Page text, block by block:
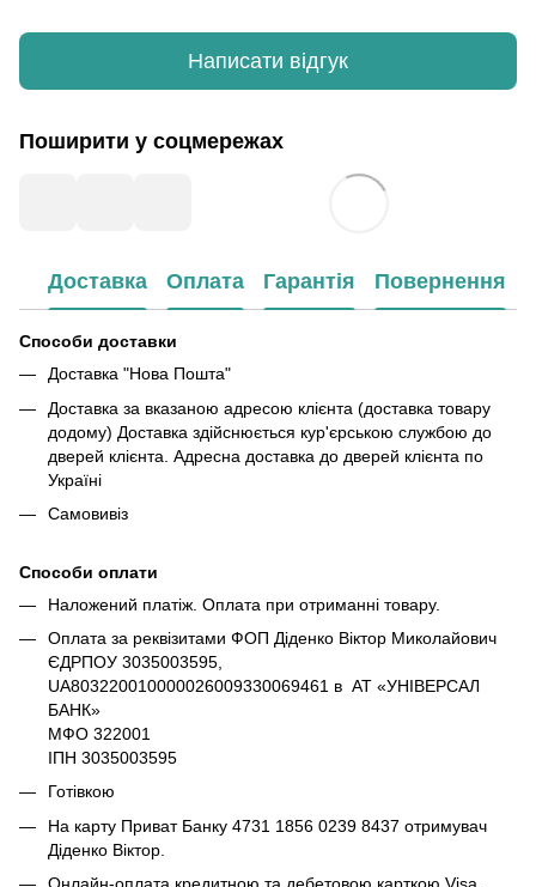
Написати відгук
Поширити у соцмережах
Доставка Оплата Гарантія Повернення
Способи доставки
Доставка "Нова Пошта"
Доставка за вказаною адресою клієнта (доставка товару
додому) Доставка здійснюється кур'єрською службою до
дверей клієнта. Адресна доставка до дверей клієнта по
Україні
Самовивіз
Способи оплати
Наложений платіж. Оплата при отриманні товару.
Оплата за реквізитами ФОП Діденко Віктор Миколайович
ЄДРПОУ 3035003595,
UA803220010000026009330069461 в АТ «УНІВЕРСАЛ
БАНК»
МФО 322001
ІПН 3035003595
Готівкою
На карту Приват Банку 4731 1856 0239 8437 отримувач
Діденко Віктор.